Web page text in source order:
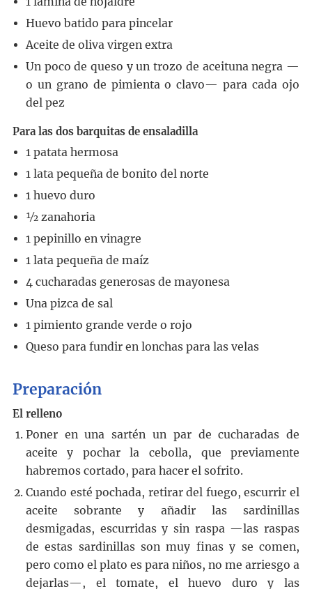
Huevo batido para pincelar
Aceite de oliva virgen extra
Un poco de queso y un trozo de aceituna negra —
o un grano de pimienta o clavo— para cada ojo
del pez
Para las dos barquitas de ensaladilla
1 patata hermosa
1 lata pequeña de bonito del norte
1 huevo duro
½ zanahoria
1 pepinillo en vinagre
1 lata pequeña de maíz
4 cucharadas generosas de mayonesa
Una pizca de sal
1 pimiento grande verde o rojo
Queso para fundir en lonchas para las velas
Preparación
El relleno
Poner en una sartén un par de cucharadas de
aceite y pochar la cebolla, que previamente
habremos cortado, para hacer el sofrito.
Cuando esté pochada, retirar del fuego, escurrir el
aceite sobrante y añadir las sardinillas
desmigadas, escurridas y sin raspa —las raspas
de estas sardinillas son muy finas y se comen,
pero como el plato es para niños, no me arriesgo a
dejarlas—, el tomate, el huevo duro y las